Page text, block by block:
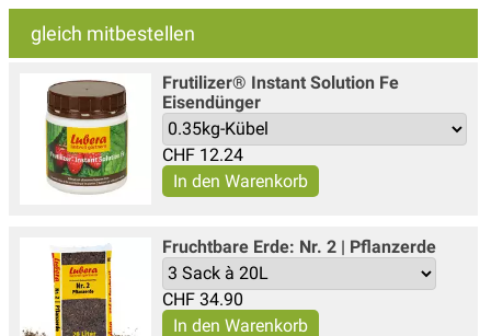
gleich mitbestellen
Frutilizer® Instant Solution Fe
Eisendünger
CHF 12.24
Fruchtbare Erde: Nr. 2 | Pflanzerde
CHF 34.90